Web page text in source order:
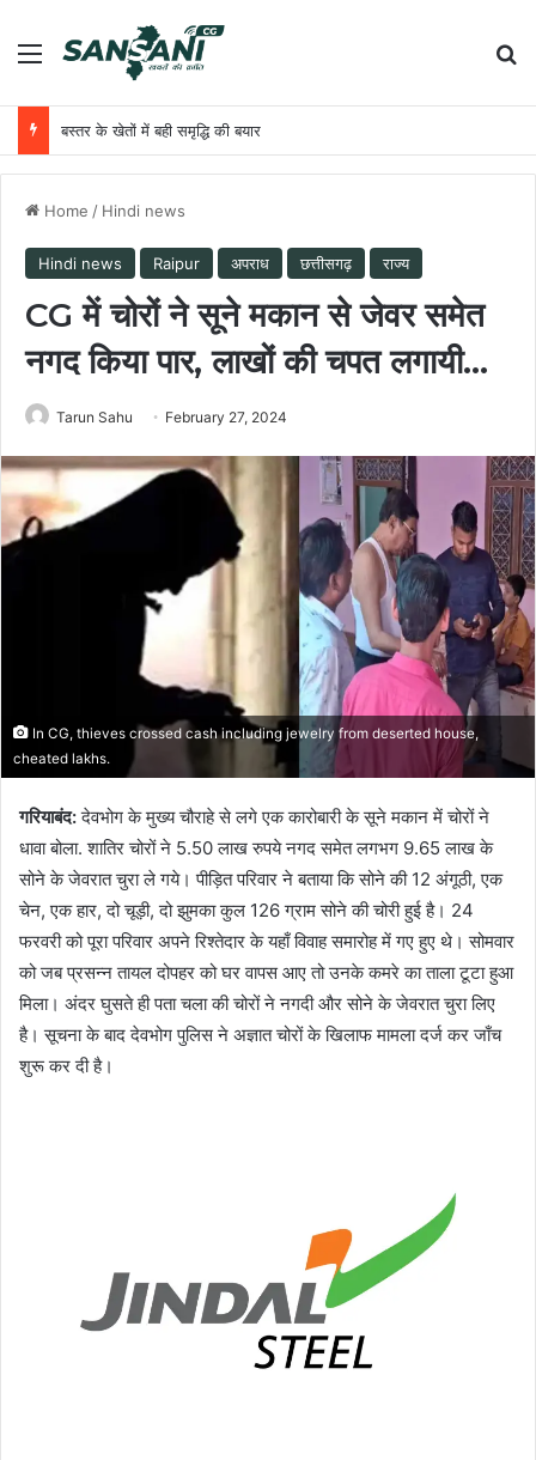
Menu
बस्तर के खेतों में बही समृद्धि की बयार
Home / Hindi news
Hindi news Raipur अपराध छत्तीसगढ़ राज्य
CG में चोरों ने सूने मकान से जेवर समेत
नगद किया पार, लाखों की चपत लगायी…
Tarun Sahu February 27, 2024
In CG, thieves crossed cash including jewelry from deserted house,
cheated lakhs.
गरियाबंद:देवभोग के मुख्य चौराहे से लगे एक कारोबारी के सूने मकान में चोरों ने
धावा बोला. शातिर चोरों ने 5.50 लाख रुपये नगद समेत लगभग 9.65 लाख के
सोने के जेवरात चुरा ले गये। पीड़ित परिवार ने बताया कि सोने की 12 अंगूठी, एक
चेन, एक हार, दो चूड़ी, दो झुमका कुल 126 ग्राम सोने की चोरी हुई है। 24
फरवरी को पूरा परिवार अपने रिश्तेदार के यहाँ विवाह समारोह में गए हुए थे। सोमवार
को जब प्रसन्न तायल दोपहर को घर वापस आए तो उनके कमरे का ताला टूटा हुआ
मिला। अंदर घुसते ही पता चला की चोरों ने नगदी और सोने के जेवरात चुरा लिए
है। सूचना के बाद देवभोग पुलिस ने अज्ञात चोरों के खिलाफ मामला दर्ज कर जाँच
शुरू कर दी है।